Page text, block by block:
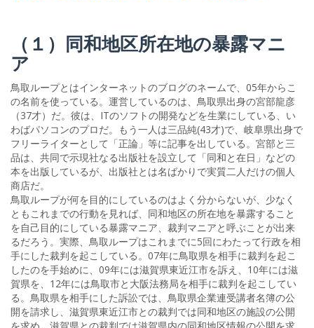
（１）同和地区所在地の暴露マニ
ア
鳥取ループとはインターネットのブログのネームで、05年からこ
の名前を使っている。運営しているのは、鳥取県出身の宮部龍彦
（37才）だ。彼は、ITのソフトの開発などを生業にしている、い
わばパソコンのプロだ。もう一人は三品純(43才)で、岐阜県出身で
フリーライターとして「正論」等に記事を出している。宮部と三
品は、共同で示現社なる出版社を設立して「同和と在日」などの
本を出版しているが、出版社とは名ばかりで実質二人だけの個人
商店だ。
鳥取ループが何を目的にしているのはよく分からないが、少なく
ともこれまでの行動を見れば、同和地区の所在地を暴露すること
を自己目的にしている暴露マニア、裁判マニアと呼ぶことが出来
るだろう。実際、鳥取ループはこれまでに5回にわたって行政を相
手にした裁判を起こしている。07年に鳥取県を相手に裁判を起こ
したのを手始めに、09年には滋賀県東近江市を訴え、10年には滋
賀県を、12年には鳥取市と大阪法務局を相手に裁判を起こしてい
る。鳥取県を相手にした訴訟では、鳥取県企業連受講者名簿の公
開を請求し、滋賀県東近江市との裁判では同和地区の施設の公開